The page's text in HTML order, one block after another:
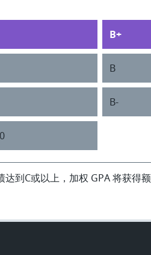
B+
B
B-
到C或以上，加权 GPA 将获得额